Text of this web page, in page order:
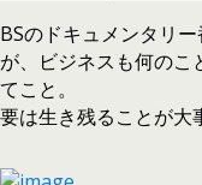
BSのドキュメンタリ
が、ビジネスも何のこ
てこと。
要は生き残ることが大